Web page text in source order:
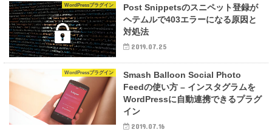
WordPressプラグイン
Post Snippetsのスニペット登録が
ヘテムルで403エラーになる原因と
対処法
2019.07.25
WordPressプラグイン
Smash Balloon Social Photo
Feedの使い方 – インスタグラムを
WordPressに自動連携できるプラグ
イン
2019.07.16